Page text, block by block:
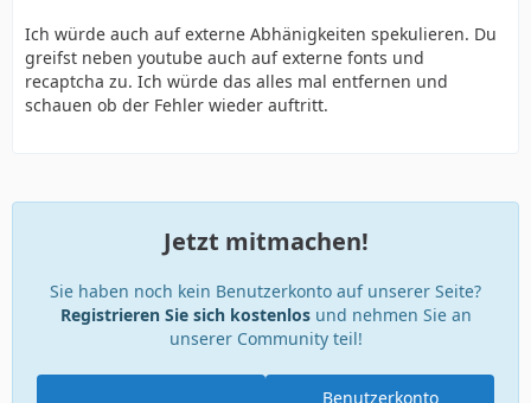
Ich würde auch auf externe Abhänigkeiten spekulieren. Du
greifst neben youtube auch auf externe fonts und
recaptcha zu. Ich würde das alles mal entfernen und
schauen ob der Fehler wieder auftritt.
Jetzt mitmachen!
Sie haben noch kein Benutzerkonto auf unserer Seite?
Registrieren Sie sich kostenlosund nehmen Sie an
unserer Community teil!
Benutzerkonto